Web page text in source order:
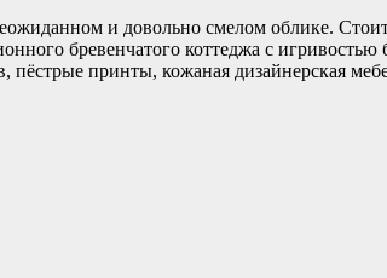
и довольно смелом облике. Стоит
бревенчатого коттеджа с игривостью
принты, кожаная дизайнерская